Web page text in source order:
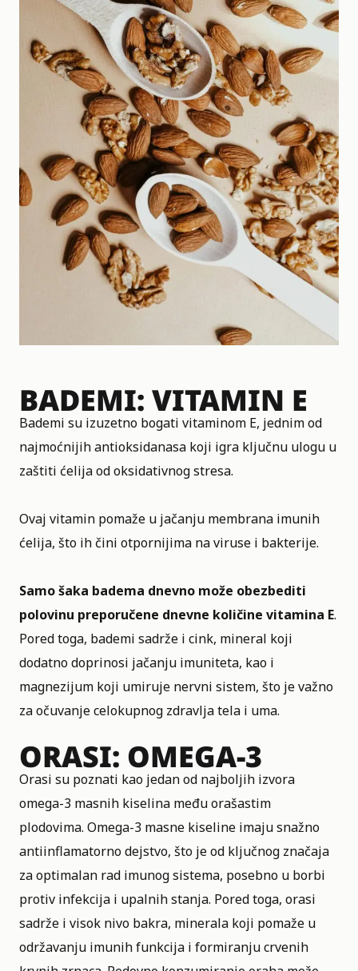
BADEMI: VITAMIN E
Bademi su izuzetno bogati vitaminom E, jednim od
najmoćnijih antioksidanasa koji igra ključnu ulogu u
zaštiti ćelija od oksidativnog stresa.
Ovaj vitamin pomaže u jačanju membrana imunih
ćelija, što ih čini otpornijima na viruse i bakterije.
Samo šaka badema dnevno može obezbediti
polovinu preporučene dnevne količine vitamina E.
Pored toga, bademi sadrže i cink, mineral koji
dodatno doprinosi jačanju imuniteta, kao i
magnezijum koji umiruje nervni sistem, što je važno
za očuvanje celokupnog zdravlja tela i uma.
ORASI: OMEGA-3
Orasi su poznati kao jedan od najboljih izvora
omega-3 masnih kiselina među orašastim
plodovima. Omega-3 masne kiseline imaju snažno
antiinflamatorno dejstvo, što je od ključnog značaja
za optimalan rad imunog sistema, posebno u borbi
protiv infekcija i upalnih stanja. Pored toga, orasi
sadrže i visok nivo bakra, minerala koji pomaže u
održavanju imunih funkcija i formiranju crvenih